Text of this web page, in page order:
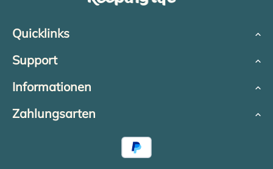
Quicklinks
Support
Informationen
Zahlungsarten